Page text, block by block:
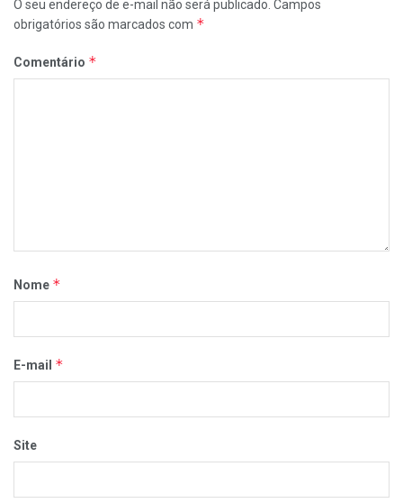
O seu endereço de e-mail não será publicado. Campos
obrigatórios são marcados com *
Comentário *
Nome *
E-mail *
Site